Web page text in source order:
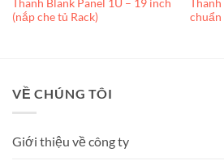
Thanh Blank Panel 1U – 19 inch
(nắp che tủ Rack)
chuẩn
VỀ CHÚNG TÔI
Giới thiệu về công ty